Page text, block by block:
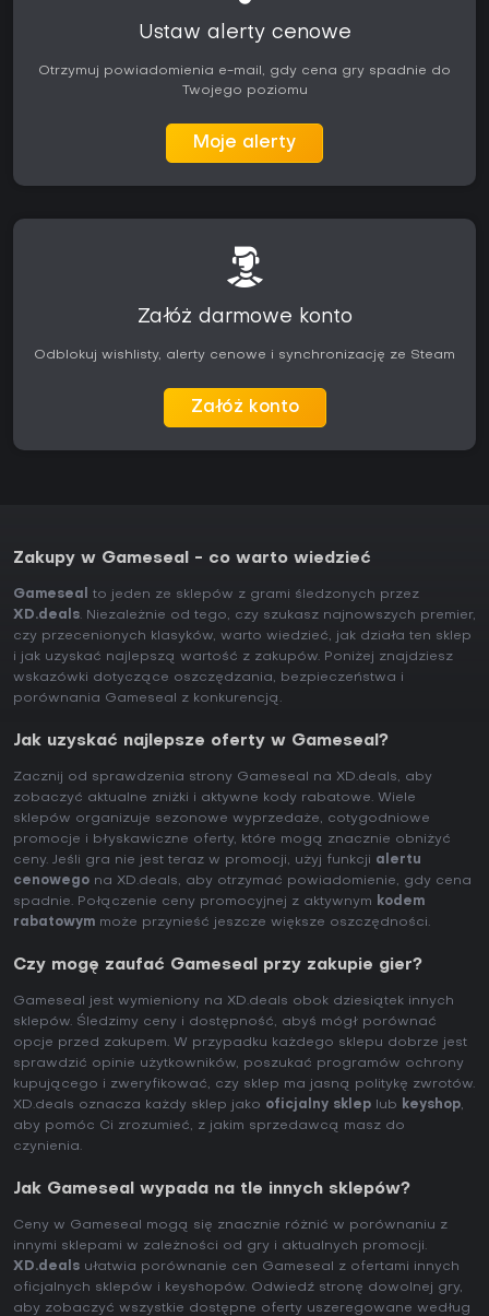
Ustaw alerty cenowe
Otrzymuj powiadomienia e-mail, gdy cena gry spadnie do
Twojego poziomu
Moje alerty
Załóż darmowe konto
Odblokuj wishlisty, alerty cenowe i synchronizację ze Steam
Załóż konto
Zakupy w Gameseal - co warto wiedzieć
Gameseal
to jeden ze sklepów z grami śledzonych przez
XD.deals. Niezależnie od tego, czy szukasz najnowszych premier,
czy przecenionych klasyków, warto wiedzieć, jak działa ten sklep
i jak uzyskać najlepszą wartość z zakupów. Poniżej znajdziesz
wskazówki dotyczące oszczędzania, bezpieczeństwa i
porównania Gameseal z konkurencją.
Jak uzyskać najlepsze oferty w Gameseal?
Zacznij od sprawdzenia strony Gameseal na XD.deals, aby
zobaczyć aktualne zniżki i aktywne kody rabatowe. Wiele
sklepów organizuje sezonowe wyprzedaże, cotygodniowe
promocje i błyskawiczne oferty, które mogą znacznie obniżyć
ceny. Jeśli gra nie jest teraz w promocji, użyj funkcji alertu
cenowego na XD.deals, aby otrzymać powiadomienie, gdy cena
spadnie. Połączenie ceny promocyjnej z aktywnym
kodem
rabatowym może przynieść jeszcze większe oszczędności.
Czy mogę zaufać Gameseal przy zakupie gier?
Gameseal jest wymieniony na XD.deals obok dziesiątek innych
sklepów. Śledzimy ceny i dostępność, abyś mógł porównać
opcje przed zakupem. W przypadku każdego sklepu dobrze jest
sprawdzić opinie użytkowników, poszukać programów ochrony
kupującego i zweryfikować, czy sklep ma jasną politykę zwrotów.
XD.deals oznacza każdy sklep jako oficjalny sklep lub keyshop,
aby pomóc Ci zrozumieć, z jakim sprzedawcą masz do
czynienia.
Jak Gameseal wypada na tle innych sklepów?
Ceny w Gameseal mogą się znacznie różnić w porównaniu z
innymi sklepami w zależności od gry i aktualnych promocji.
XD.deals ułatwia porównanie cen Gameseal z ofertami innych
oficjalnych sklepów i keyshopów. Odwiedź stronę dowolnej gry,
aby zobaczyć wszystkie dostępne oferty uszeregowane według